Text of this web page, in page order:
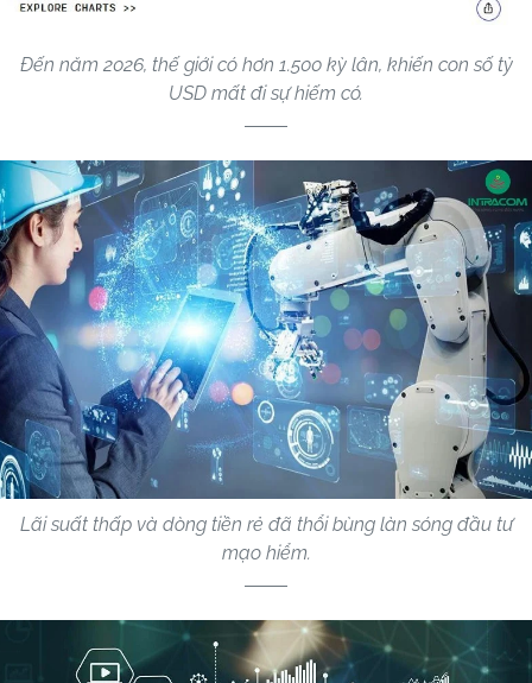
Đến năm 2026, thế giới có hơn 1.500 kỳ lân, khiến con số tỷ
USD mất đi sự hiếm có.
Lãi suất thấp và dòng tiền rẻ đã thổi bùng làn sóng đầu tư
mạo hiểm.